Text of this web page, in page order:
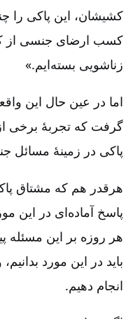
کشیشان، این پاکی را
کسب ارضای جنسی از
زناشویی بسته‌ایم.»
اما در عین حال این
گرفت که تجربۀ برخی
پاکی در زمینۀ
هرقدر هم که مشتاق
پاسخ آماده‌ای در این
هر روزه بر این مسئله
باید در این مورد
انجام دهیم.